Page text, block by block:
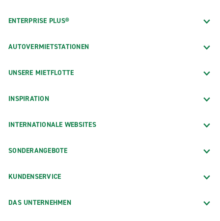
ENTERPRISE PLUS®
AUTOVERMIETSTATIONEN
UNSERE MIETFLOTTE
INSPIRATION
INTERNATIONALE WEBSITES
SONDERANGEBOTE
KUNDENSERVICE
DAS UNTERNEHMEN